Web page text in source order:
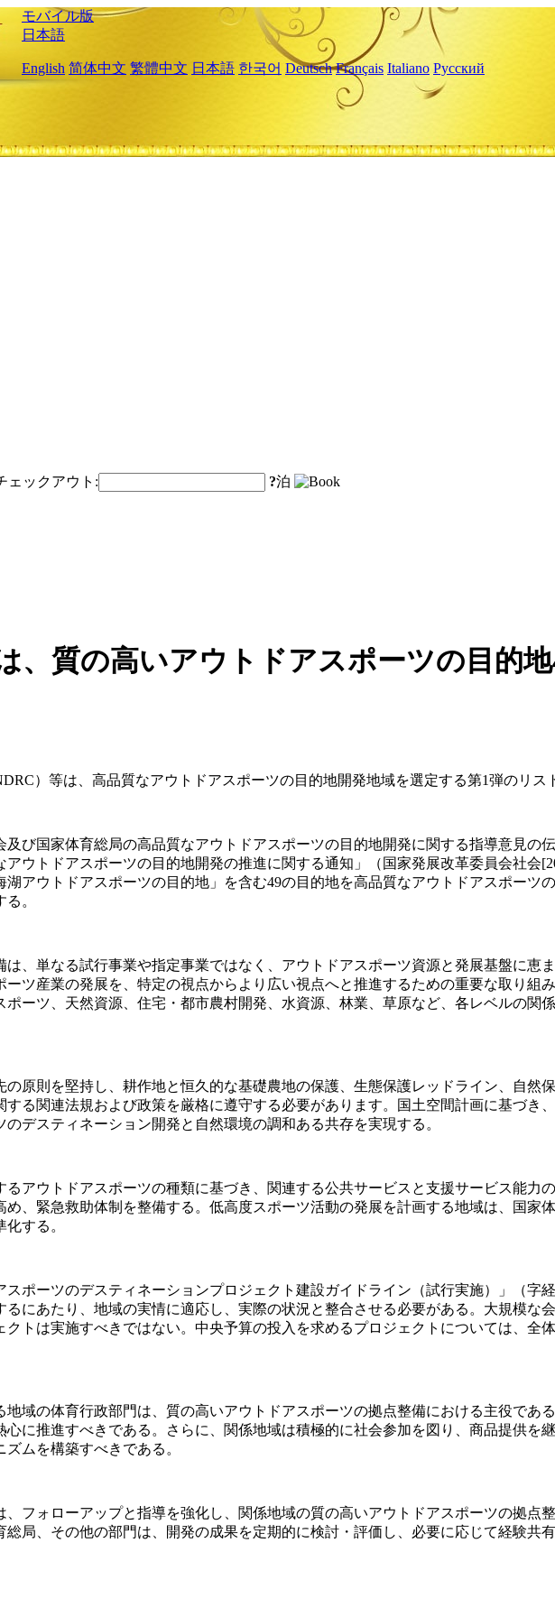
モバイル版
日本語
English 简体中文 繁體中文 日本語 한국어 Deutsch Français Italiano Русский
ェックアウト: ?泊
、質の高いアウトドアスポーツの目的
）等は、高品質なアウトドアスポーツの目的地開発地域を選定する第1弾のリス
及び国家体育総局の高品質なアウトドアスポーツの目的地開発に関する指導意見の
ウトドアスポーツの目的地開発の推進に関する通知」（国家発展改革委員会社会
アウトドアスポーツの目的地」を含む49の目的地を高品質なアウトドアスポーツ
。
は、単なる試行事業や指定事業ではなく、アウトドアスポーツ資源と発展基盤に恵
ツ産業の発展を、特定の視点からより広い視点へと推進するための重要な取り組
ーツ、天然資源、住宅・都市農村開発、水資源、林業、草原など、各レベルの関
原則を堅持し、耕作地と恒久的な基礎農地の保護、生態保護レッドライン、自然
る関連法規および政策を厳格に遵守する必要があります。国土空間計画に基づき
デスティネーション開発と自然環境の調和ある共存を実現する。
アウトドアスポーツの種類に基づき、関連する公共サービスと支援サービス能力
、緊急救助体制を整備する。低高度スポーツ活動の発展を計画する地域は、国家
する。
ポーツのデスティネーションプロジェクト建設ガイドライン（試行実施）」（字
にあたり、地域の実情に適応し、実際の状況と整合させる必要がある。大規模な
トは実施すべきではない。中央予算の投入を求めるプロジェクトについては、全
域の体育行政部門は、質の高いアウトドアスポーツの拠点整備における主役であ
に推進すべきである。さらに、関係地域は積極的に社会参加を図り、商品提供を
ムを構築すべきである。
フォローアップと指導を強化し、関係地域の質の高いアウトドアスポーツの拠点
局、その他の部門は、開発の成果を定期的に検討・評価し、必要に応じて経験共有